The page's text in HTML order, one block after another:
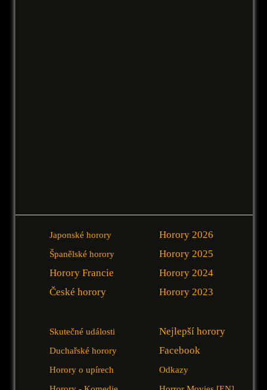
Japonské horory
Španělské horory
Horory Francie
České horory
Horory 2026
Horory 2025
Horory 2024
Horory 2023
Skutečné události
Duchařské horory
Horory o upírech
Nejlepší horory
Facebook
Odkazy